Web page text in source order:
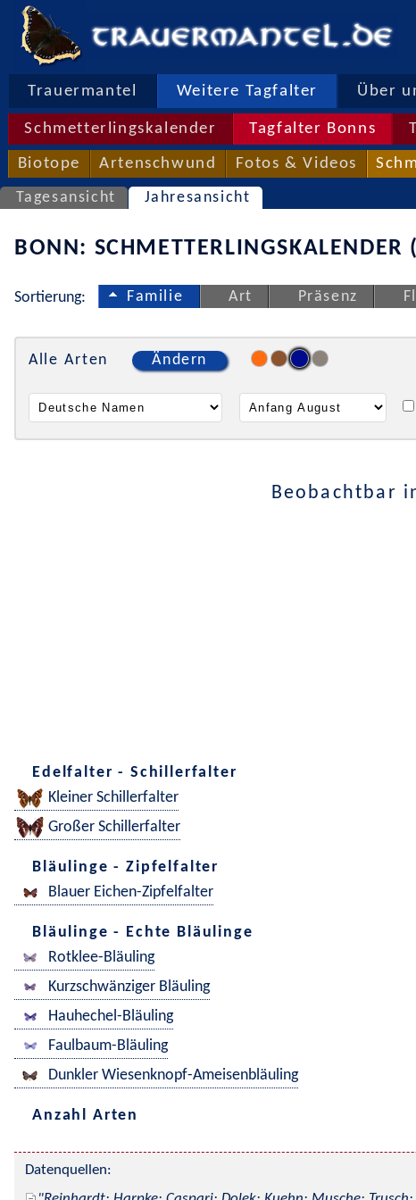
Trauermantel Weitere Tagfalter Über
Schmetterlingskalender Tagfalter Bonns
Biotope Artenschwund Fotos & Videos
Tagesansicht Jahresansicht
BONN: SCHMETTERLINGSKALENDER
Sortierung: Familie Art Präsenz
Alle Arten Ändern
Beobachtbar
Edelfalter - Schillerfalter
Kleiner Schillerfalter
Großer Schillerfalter
Bläulinge - Zipfelfalter
Blauer Eichen-Zipfelfalter
Bläulinge - Echte Bläulinge
Rotklee-Bläuling
Kurzschwänziger Bläuling
Hauhechel-Bläuling
Faulbaum-Bläuling
Dunkler Wiesenknopf-Ameisenbläuling
Anzahl Arten
Datenquellen: